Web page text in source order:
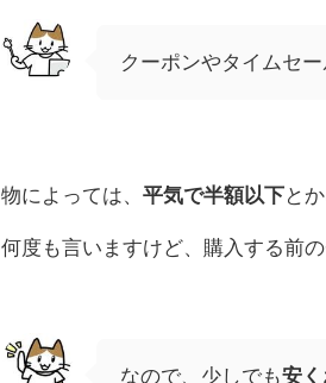
クーポンやタイムセ
物によっては、 平気で半額以下と
何度も言いますけど、購入する前
なので、少しでも安